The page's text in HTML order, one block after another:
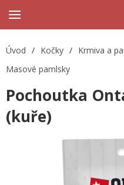
Úvod / Kočky / Krmiva a
Masové pamlsky
Pochoutka
(kuře)